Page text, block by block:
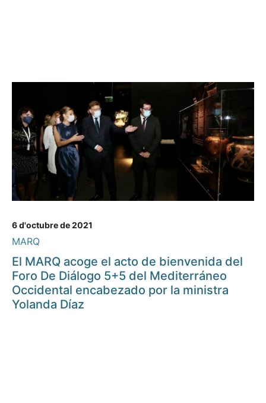
6 d'octubre de 2021
MARQ
El MARQ acoge el acto de bienvenida del
Foro De Diálogo 5+5 del Mediterráneo
Occidental encabezado por la ministra
Yolanda Díaz